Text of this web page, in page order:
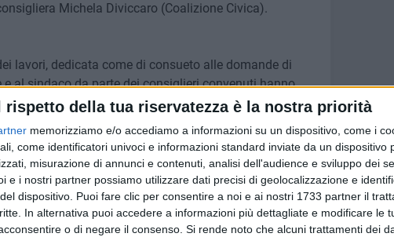
rispetto della tua riservatezza è la nostra priorità
memorizziamo e/o accediamo a informazioni su un dispositivo, come i
come identificatori univoci e informazioni standard inviate da un dispositivo
misurazione di annunci e contenuti, analisi dell'audience e sviluppo dei
e i nostri partner possiamo utilizzare dati precisi di geolocalizzazione e
dispositivo. Puoi fare clic per consentire a noi e ai nostri 1733 partner il
In alternativa puoi accedere a informazioni più dettagliate e modificare le
o di negare il consenso. Si rende noto che alcuni trattamenti dei
Michela Diviccaro (Coalizione Civica).
lavori, dedicata come di consueto alle domande di
al sindaco da parte dei consiglieri convenuti hanno
Querce"(Cantiere Puglia):domanda in merito alla
Albanese, al quale ha motivato la situazione con
dei cosiddetti "Contratti di Quartiere 2", e che
un anno per realizzazione di opere che prevedono
agli standard per competizioni professionistiche e alla